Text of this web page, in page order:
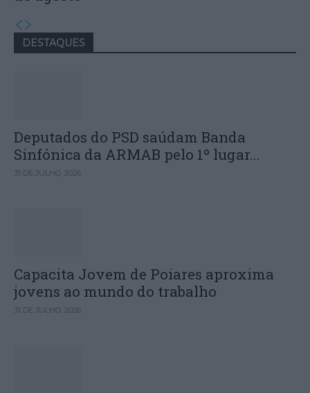
DESTAQUES
Deputados do PSD saúdam Banda
Sinfónica da ARMAB pelo 1º lugar...
31 DE JULHO, 2026
Capacita Jovem de Poiares aproxima
jovens ao mundo do trabalho
31 DE JULHO, 2026